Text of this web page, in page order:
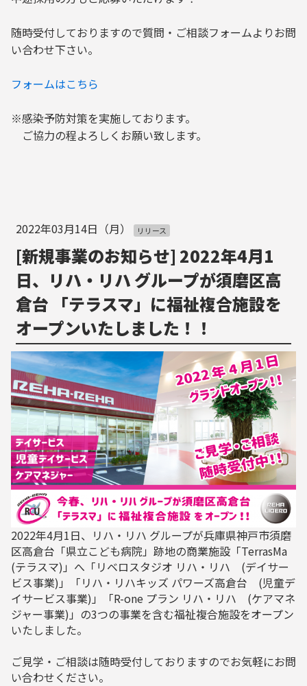
随時受付しておりますので質問・ご相談フォームよりお問
い合わせ下さい。
フォームはこちら
※感染予防対策を実施しております。
ご協力の程よろしくお願い致します。
2022年03月14日（月） リリース
[新規事業のお知らせ] 2022年4月1
日、リハ・リハ グループが須磨区高
倉台 「テラスマ」に福祉複合施設を
オープンいたしました！！
2022年4月1日、リハ・リハ グループが兵庫県神戸市須磨
区高倉台「県立こども病院」跡地の商業施設「TerrasMa
(テラスマ)」へ「リベロスタジオ リハ・リハ (デイサー
ビス事業)」「リハ・リハキッズ パワーズ高倉台 (児童デ
イサービス事業)」「R-one プラン リハ・リハ (ケアマネ
ジャー事業)」の3つの事業を含む福祉複合施設をオープン
いたしました。
ご見学・ご相談は随時受付しておりますのでお気軽にお問
い合わせください。